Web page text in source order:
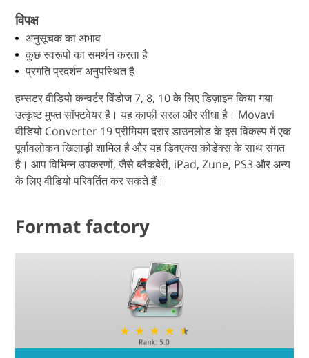
विपक्ष
अनुसूचक का अभाव
कुछ स्वरूपों का समर्थन करता है
प्रगति प्रदर्शन अनुपस्थित है
हम्सटर वीडियो कन्वर्टर विंडोज 7, 8, 10 के लिए डिज़ाइन किया गया
उत्कृष्ट मुफ्त सॉफ्टवेयर है। यह काफी सरल और सीधा है। Movavi
वीडियो Converter 19 प्रीमियम दरार डाउनलोड के इस विकल्प में एक
पूर्वावलोकन खिलाड़ी शामिल है और यह डिवएक्स कोडेक्स के साथ संगत
है। आप विभिन्न उपकरणों, जैसे ब्लैकबेरी, iPad, Zune, PS3 और अन्य
के लिए वीडियो परिवर्तित कर सकते हैं।
Format factory